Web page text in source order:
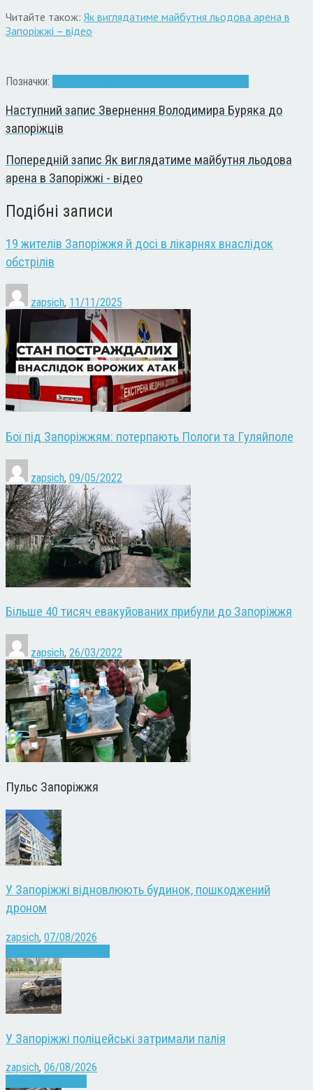
Читайте також: Як виглядатиме майбутня льодова арена в
Запоріжжі – відео
Позначки:
Наступний запис Звернення Володимира Буряка до
запоріжців
Попередній запис Як виглядатиме майбутня льодова
арена в Запоріжжі - відео
Подібні записи
19 жителів Запоріжжя й досі в лікарнях внаслідок
обстрілів
zapsich, 11/11/2025
Бої під Запоріжжям: потерпають Пологи та Гуляйполе
zapsich, 09/05/2022
Більше 40 тисяч евакуйованих прибули до Запоріжжя
zapsich, 26/03/2022
Пульс Запоріжжя
У Запоріжжі відновлюють будинок, пошкоджений
дроном
zapsich, 07/08/2026
У Запоріжжі поліцейські затримали палія
zapsich, 06/08/2026